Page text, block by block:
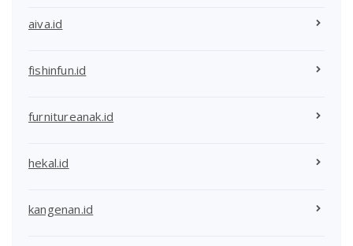
aiva.id
fishinfun.id
furnitureanak.id
hekal.id
kangenan.id